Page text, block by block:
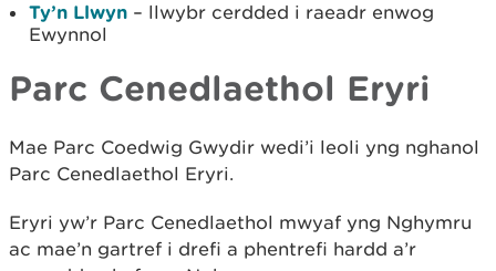
Ty’n Llwyn – llwybr cerdded i raeadr enwog
Ewynnol
Parc Cenedlaethol Eryri
Mae Parc Coedwig Gwydir wedi’i leoli yng nghanol
Parc Cenedlaethol Eryri.
Eryri yw’r Parc Cenedlaethol mwyaf yng Nghymru
ac mae’n gartref i drefi a phentrefi hardd a’r